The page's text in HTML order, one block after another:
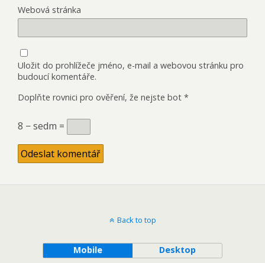
Webová stránka
Uložit do prohlížeče jméno, e-mail a webovou stránku pro
budoucí komentáře.
Doplňte rovnici pro ověření, že nejste bot *
8 − sedm =
Back to top
Mobile Desktop